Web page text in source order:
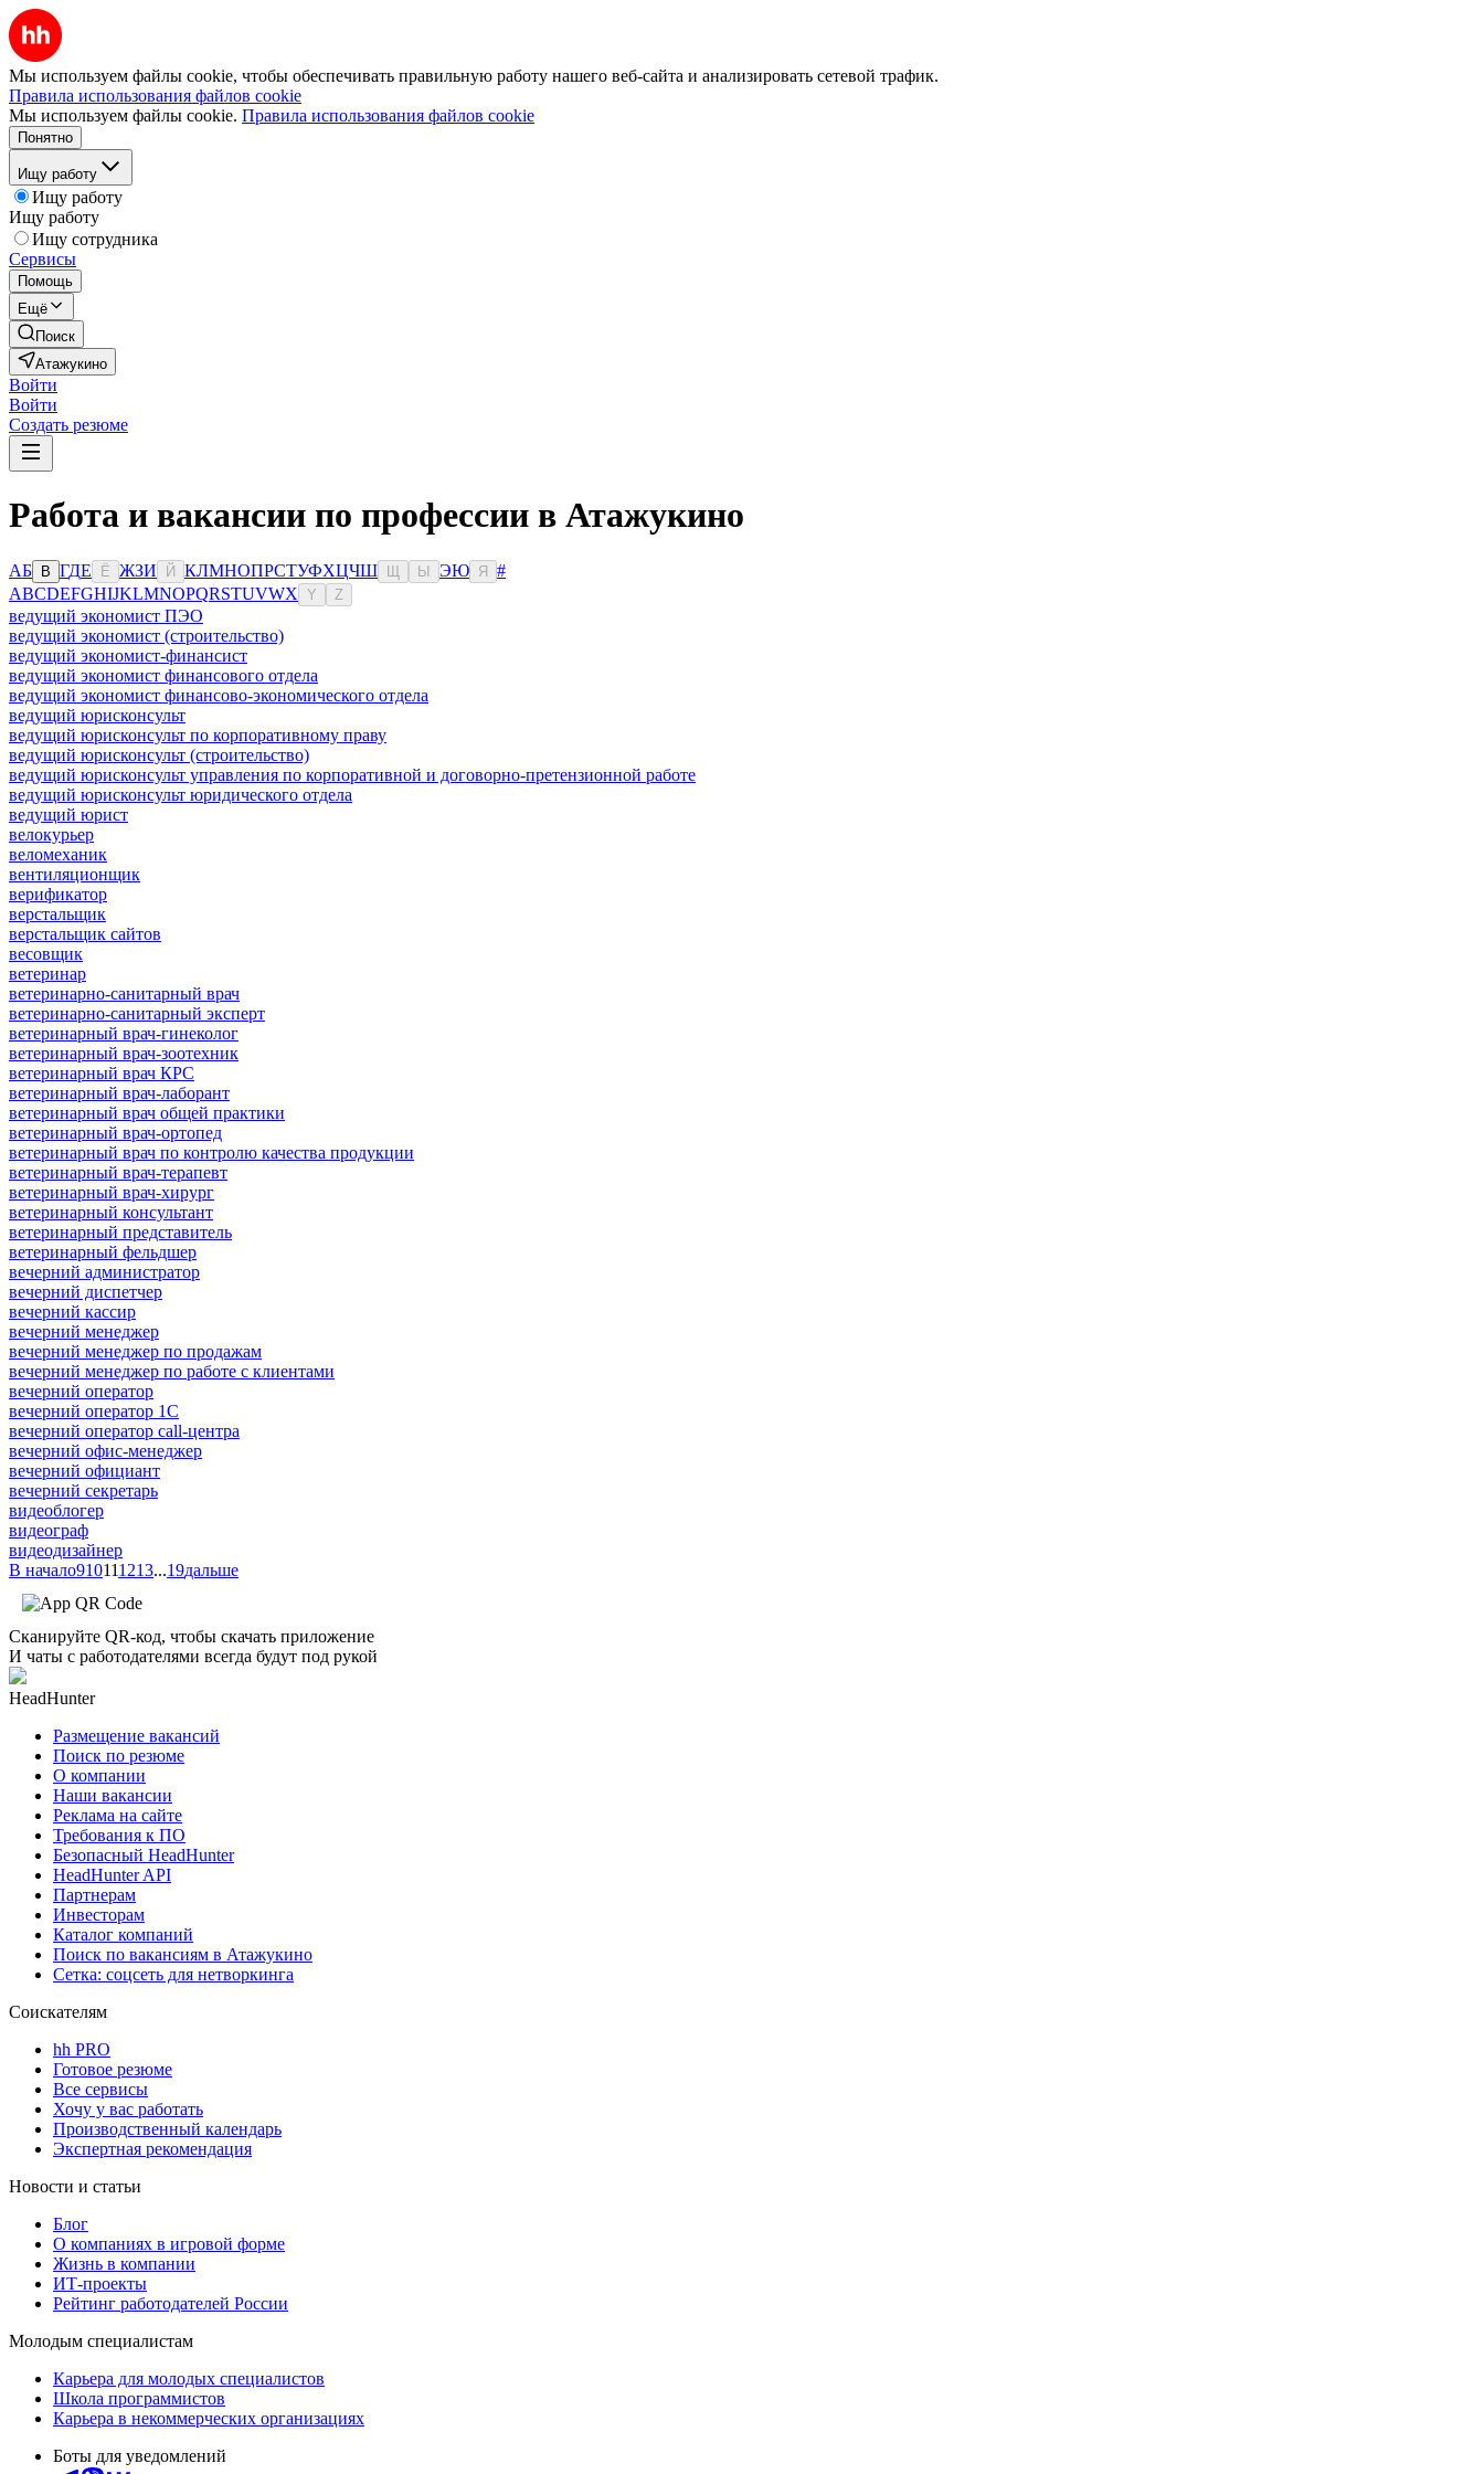
Мы используем файлы cookie, чтобы обеспечивать правильную работу нашего веб-сайта и анализировать сетевой трафик.
Правила использования файлов cookie
Мы используем файлы cookie. Правила использования файлов cookie
Понятно
Ищу работу
Ищу работу
Ищу работу
Ищу сотрудника
Сервисы
Помощь
Ещё
Поиск
Атажукино
Войти
Войти
Создать резюме
Работа и вакансии по профессии в Атажукино
АБ В ГДЕ Ё ЖЗИ Й КЛМНОПРСТУФХЦЧШ Ы ЭЮ Я
#
ABCDEFGHIJKLMNOPQRSTUVWX Y Z
ведущий экономист ПЭО
ведущий экономист (строительство)
ведущий экономист-финансист
ведущий экономист финансового отдела
ведущий экономист финансово-экономического отдела
ведущий юрисконсульт
ведущий юрисконсульт по корпоративному праву
ведущий юрисконсульт (строительство)
ведущий юрисконсульт управления по корпоративной и договорно-претензионной работе
ведущий юрисконсульт юридического отдела
ведущий юрист
велокурьер
веломеханик
вентиляционщик
верификатор
верстальщик
верстальщик сайтов
весовщик
ветеринар
ветеринарно-санитарный врач
ветеринарно-санитарный эксперт
ветеринарный врач-гинеколог
ветеринарный врач-зоотехник
ветеринарный врач КРС
ветеринарный врач-лаборант
ветеринарный врач общей практики
ветеринарный врач-ортопед
ветеринарный врач по контролю качества продукции
ветеринарный врач-терапевт
ветеринарный врач-хирург
ветеринарный консультант
ветеринарный представитель
ветеринарный фельдшер
вечерний администратор
вечерний диспетчер
вечерний кассир
вечерний менеджер
вечерний менеджер по продажам
вечерний менеджер по работе с клиентами
вечерний оператор
вечерний оператор 1С
вечерний оператор call-центра
вечерний офис-менеджер
вечерний официант
вечерний секретарь
видеоблогер
видеограф
видеодизайнер
В начало910111213...19дальше
Сканируйте QR-код, чтобы скачать приложение
И чаты с работодателями всегда будут под рукой
HeadHunter
Размещение вакансий
Поиск по резюме
О компании
Наши вакансии
Реклама на сайте
Требования к ПО
Безопасный HeadHunter
HeadHunter API
Партнерам
Инвесторам
Каталог компаний
Поиск по вакансиям в Атажукино
Сетка: соцсеть для нетворкинга
Соискателям
hh PRO
Готовое резюме
Все сервисы
Хочу у вас работать
Производственный календарь
Экспертная рекомендация
Новости и статьи
Блог
О компаниях в игровой форме
Жизнь в компании
ИТ-проекты
Рейтинг работодателей России
Молодым специалистам
Карьера для молодых специалистов
Школа программистов
Карьера в некоммерческих организациях
Боты для уведомлений